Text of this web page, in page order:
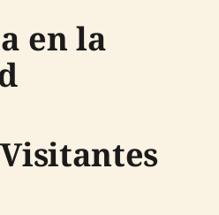
en la